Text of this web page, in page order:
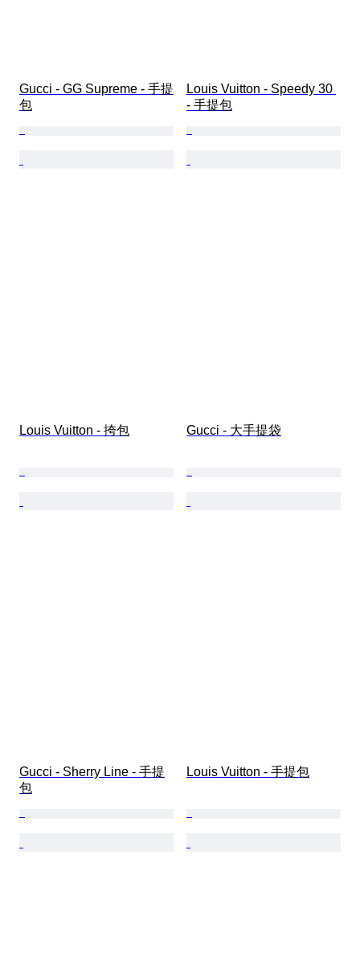
Gucci - GG Supreme - 手提
包
Louis Vuitton - Speedy 30
- 手提包
Louis Vuitton - 挎包 Gucci - 大手提袋
Gucci - Sherry Line - 手提
包
Louis Vuitton - 手提包